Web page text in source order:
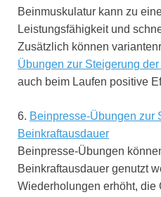
Beinmuskulatur kann zu
Leistungsfähigkeit und
Zusätzlich können
Übungen zur Steigerung
auch beim Laufen positive
6. Beinpresse-Übungen zur
Beinkraftausdauer
Beinpresse-Übungen
Beinkraftausdauer genutzt
Wiederholungen erhöht, die